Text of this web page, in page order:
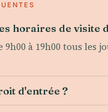
horaires de visite
9h00 à 19h00 tous les
d'entrée ?